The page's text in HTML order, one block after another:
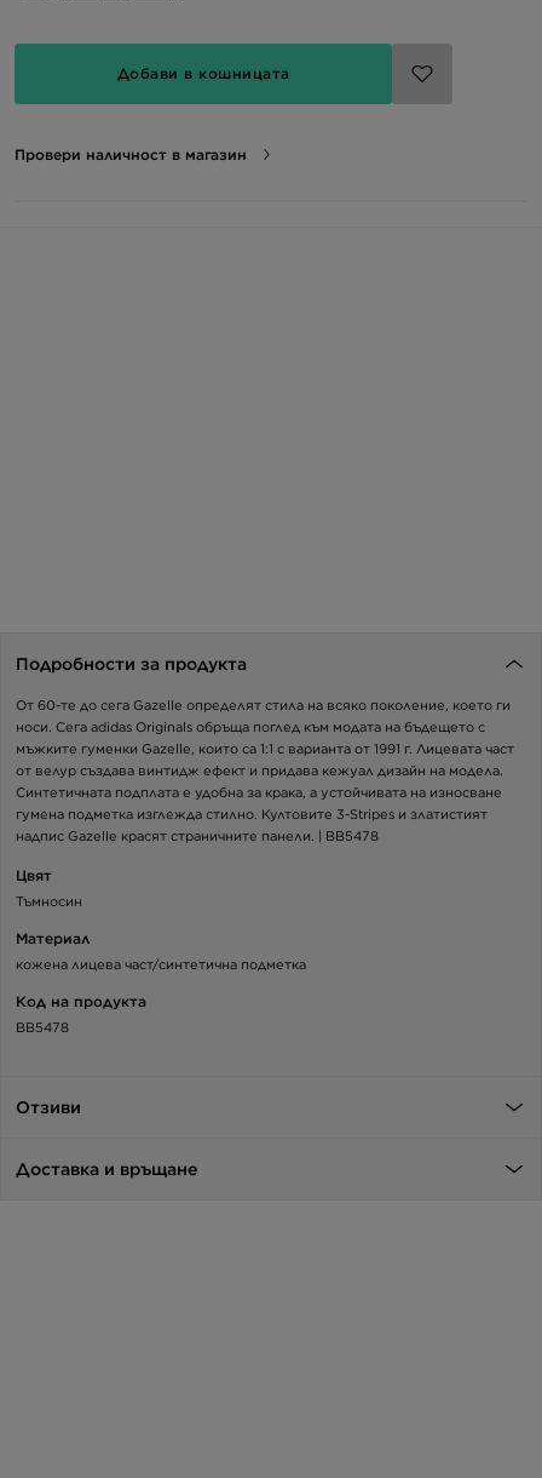
Добави в кошницата
Провери наличност в магазин
Подробности за продукта
От 60-те до сега Gazelle определят стила на всяко поколение, което ги
носи. Сега adidas Originals обръща поглед към модата на бъдещето с
мъжките гуменки Gazelle, които са 1:1 с варианта от 1991 г. Лицевата част
от велур създава винтидж ефект и придава кежуал дизайн на модела.
Синтетичната подплата е удобна за крака, а устойчивата на износване
гумена подметка изглежда стилно. Култовите 3-Stripes и златистият
надпис Gazelle красят страничните панели. | BB5478
Цвят
Тъмносин
Материал
кожена лицева част/синтетична подметка
Код на продукта
BB5478
Отзиви
Доставка и връщане